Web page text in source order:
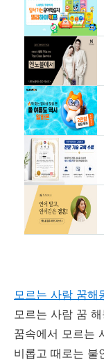
모르는 사람 꿈해
모르는 사람 꿈
꿈속에서 모르는
비롭고 때로는 불